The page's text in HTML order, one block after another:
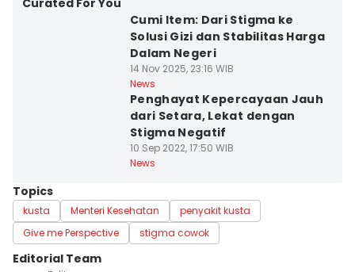
Curated For You
Cumi Item: Dari Stigma ke
Solusi Gizi dan Stabilitas Harga
Dalam Negeri
14 Nov 2025, 23:16 WIB
News
Penghayat Kepercayaan Jauh
dari Setara, Lekat dengan
Stigma Negatif
10 Sep 2022, 17:50 WIB
News
Topics
kusta Menteri Kesehatan
penyakit kusta
Give me Perspective
stigma cowok
Editorial Team